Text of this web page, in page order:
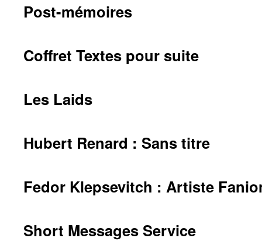
Post-mémoires
Coffret Textes pour suite
Les Laids
Hubert Renard : Sans titre
Fedor Klepsevitch : Artiste
Short Messages Service